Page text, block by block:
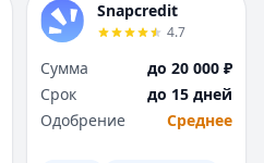
Snapcredit
4.7
Сумма
до 20 000 ₽
Срок
до 15 дней
Одобрение
Среднее